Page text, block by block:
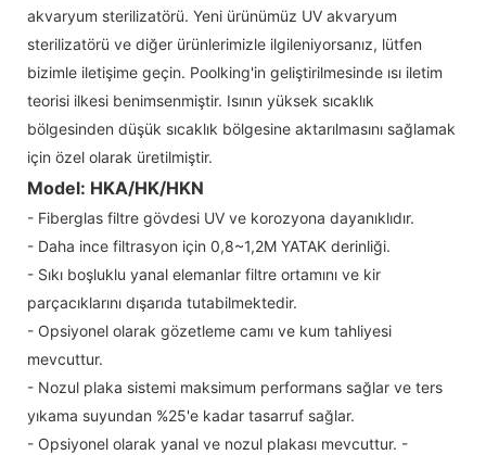
akvaryum sterilizatörü. Yeni ürünümüz UV akvaryum
sterilizatörü ve diğer ürünlerimizle ilgileniyorsanız, lütfen
bizimle iletişime geçin. Poolking'in geliştirilmesinde ısı iletim
teorisi ilkesi benimsenmiştir. Isının yüksek sıcaklık
bölgesinden düşük sıcaklık bölgesine aktarılmasını sağlamak
için özel olarak üretilmiştir.
Model: HKA/HK/HKN
- Fiberglas filtre gövdesi UV ve korozyona dayanıklıdır.
- Daha ince filtrasyon için 0,8~1,2M YATAK derinliği.
- Sıkı boşluklu yanal elemanlar filtre ortamını ve kir
parçacıklarını dışarıda tutabilmektedir.
- Opsiyonel olarak gözetleme camı ve kum tahliyesi
mevcuttur.
- Nozul plaka sistemi maksimum performans sağlar ve ters
yıkama suyundan %25'e kadar tasarruf sağlar.
- Opsiyonel olarak yanal ve nozul plakası mevcuttur. -